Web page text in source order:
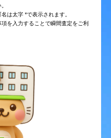
は太字 *で表示されます。
を入力することで瞬間査定をご利